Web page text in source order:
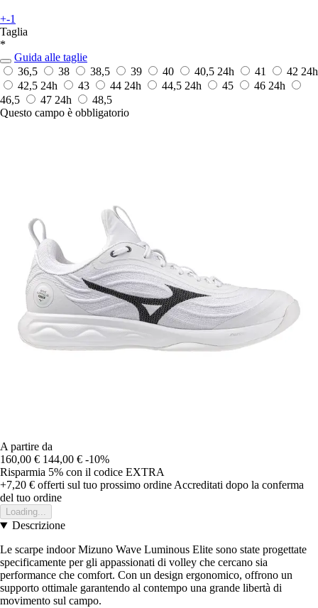
+-1
Taglia
*
Guida alle taglie
36,5
38 38,5 39 40 40,5 24h 41 42 24h
42,5 24h 43 44 24h 44,5 24h 45 46 24h
46,5
47 24h
48,5
Questo campo è obbligatorio
A partire da
160,00 € 144,00 € -10%
Risparmia 5% con il codice EXTRA
+7,20 € offerti sul tuo prossimo ordine Accreditati dopo la conferma
del tuo ordine
Loading...
Descrizione
Le scarpe indoor Mizuno Wave Luminous Elite sono state progettate
specificamente per gli appassionati di volley che cercano sia
performance che comfort. Con un design ergonomico, offrono un
supporto ottimale garantendo al contempo una grande libertà di
movimento sul campo.